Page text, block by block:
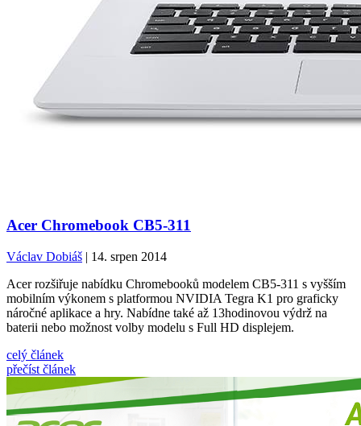
Acer Chromebook CB5-311
Václav Dobiáš| 14. srpen 2014
Acer rozšiřuje nabídku Chromebooků modelem CB5-311 s vyšším
mobilním výkonem s platformou NVIDIA Tegra K1 pro graficky
náročné aplikace a hry. Nabídne také až 13hodinovou výdrž na
baterii nebo možnost volby modelu s Full HD displejem.
celý článek
přečíst článek